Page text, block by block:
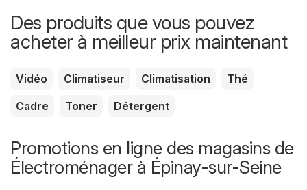
Des produits que vous pouvez
acheter à meilleur prix maintenant
Vidéo Climatiseur Climatisation
Thé
Cadre
Toner Détergent
Promotions en ligne des magasins de
Électroménager à Épinay-sur-Seine